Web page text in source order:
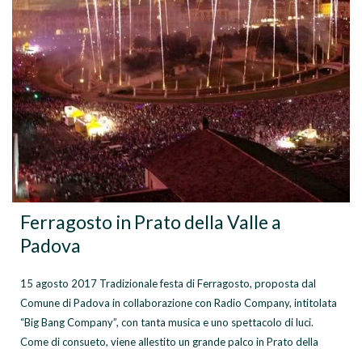
Ferragosto in Prato della Valle a
Padova
15 agosto 2017 Tradizionale festa di Ferragosto, proposta dal
Comune di Padova in collaborazione con Radio Company, intitolata
“Big Bang Company”, con tanta musica e uno spettacolo di luci.
Come di consueto, viene allestito un grande palco in Prato della